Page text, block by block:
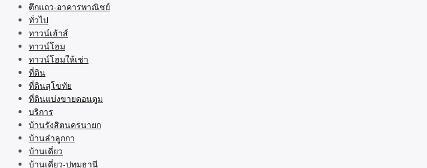
ตึกแถว-อาคารพาณิชย์
ทั่วไป
ทาวน์เฮ้าส์
ทาวน์โฮม
ทาวน์โฮมให้เช่า
ที่ดิน
ที่ดินสุโขทัย
ที่ดินแบ่งขายดอนตูม
บริการ
บ้านรังสิตนครนายก
บ้านลำลูกกา
บ้านเดี่ยว
บ้านเดี่ยว-ปทุมธานี